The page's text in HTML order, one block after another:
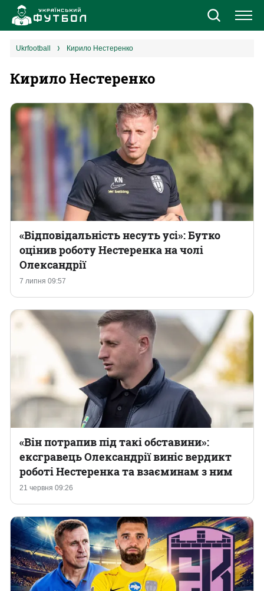
Новини
Збірна
Єврокубки
УПЛ
1 ліга
Букмекери
ukrfootball Кирило Нестеренко
Кирило Нестеренко
7 липня 09:57
«Відповідальність несуть усі»: Бутко
оцінив роботу Нестеренка на чолі
Олександрії
21 червня 09:26
«Він потрапив під такі обставини»:
ексгравець Олександрії виніс вердикт
роботі Нестеренка та взаєминам з ним